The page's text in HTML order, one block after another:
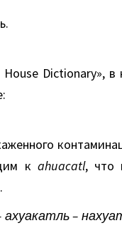
Dictionary»,
к ahuacatl, что
ахуакатль –